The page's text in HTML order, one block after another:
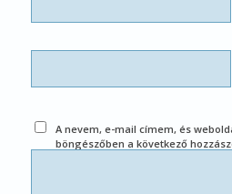
A nevem, e-mail címem, és
böngészőben a következő